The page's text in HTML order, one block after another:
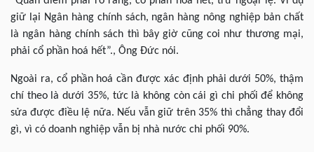
giữ lại Ngân hàng chính sách, ngân hàng nông nghiệp bản chất
là ngân hàng chính sách thì bây giờ cũng coi như thương mại,
phải cổ phần hoá hết”., Ông Đức nói.
Ngoài ra, cổ phần hoá cần được xác định phải dưới 50%, thậm
chí theo là dưới 35%, tức là không còn cái gì chi phối để không
sửa được điều lệ nữa. Nếu vẫn giữ trên 35% thì chẳng thay đổi
gì, vì có doanh nghiệp vẫn bị nhà nước chi phối 90%.